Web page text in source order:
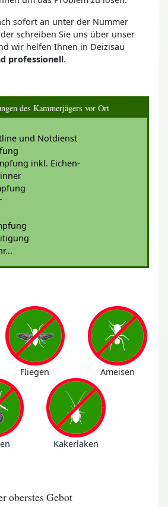
sofort an unter der Nummer
schreiben Sie uns über unser
wir helfen Ihnen in Deizisau
professionell.
des Kammerjägers vor Ort
und Notdienst
inkl. Eichen-
Fliegen Ameisen
Kakerlaken
oberstes Gebot